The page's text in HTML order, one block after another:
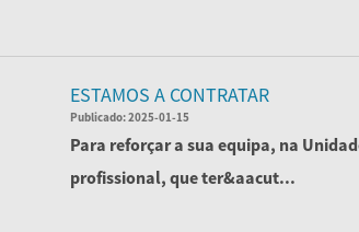
ESTAMOS A CONTRATAR
Publicado:2025-01-15
Para reforçar a sua equipa, na
profissional, que ter&aacut...